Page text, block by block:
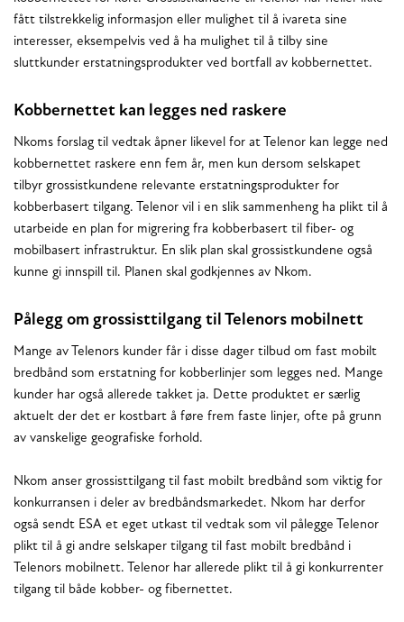
fått tilstrekkelig informasjon eller mulighet til å ivareta sine
interesser, eksempelvis ved å ha mulighet til å tilby sine
sluttkunder erstatningsprodukter ved bortfall av kobbernettet.
Kobbernettet kan legges ned raskere
Nkoms forslag til vedtak åpner likevel for at Telenor kan legge ned
kobbernettet raskere enn fem år, men kun dersom selskapet
tilbyr grossistkundene relevante erstatningsprodukter for
kobberbasert tilgang. Telenor vil i en slik sammenheng ha plikt til å
utarbeide en plan for migrering fra kobberbasert til fiber- og
mobilbasert infrastruktur. En slik plan skal grossistkundene også
kunne gi innspill til. Planen skal godkjennes av Nkom.
Pålegg om grossisttilgang til Telenors mobilnett
Mange av Telenors kunder får i disse dager tilbud om fast mobilt
bredbånd som erstatning for kobberlinjer som legges ned. Mange
kunder har også allerede takket ja. Dette produktet er særlig
aktuelt der det er kostbart å føre frem faste linjer, ofte på grunn
av vanskelige geografiske forhold.
Nkom anser grossisttilgang til fast mobilt bredbånd som viktig for
konkurransen i deler av bredbåndsmarkedet. Nkom har derfor
også sendt ESA et eget utkast til vedtak som vil pålegge Telenor
plikt til å gi andre selskaper tilgang til fast mobilt bredbånd i
Telenors mobilnett. Telenor har allerede plikt til å gi konkurrenter
tilgang til både kobber- og fibernettet.